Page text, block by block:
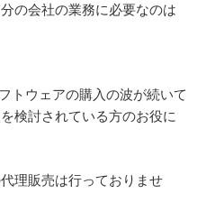
の会社の業務に必要なのは
トウェアの購入の波が続いて
検討されている方のお役に
理販売は行っておりませ